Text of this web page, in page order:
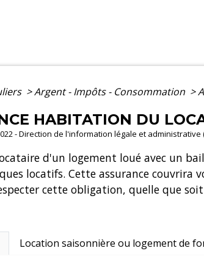
>Argent - Impôts - Consommation >
HABITATION DU
- Direction de l'information légale et administrative
d'un logement loué avec un
locatifs. Cette assurance couvrira
cette obligation, quelle que
Location saisonnière ou logement de